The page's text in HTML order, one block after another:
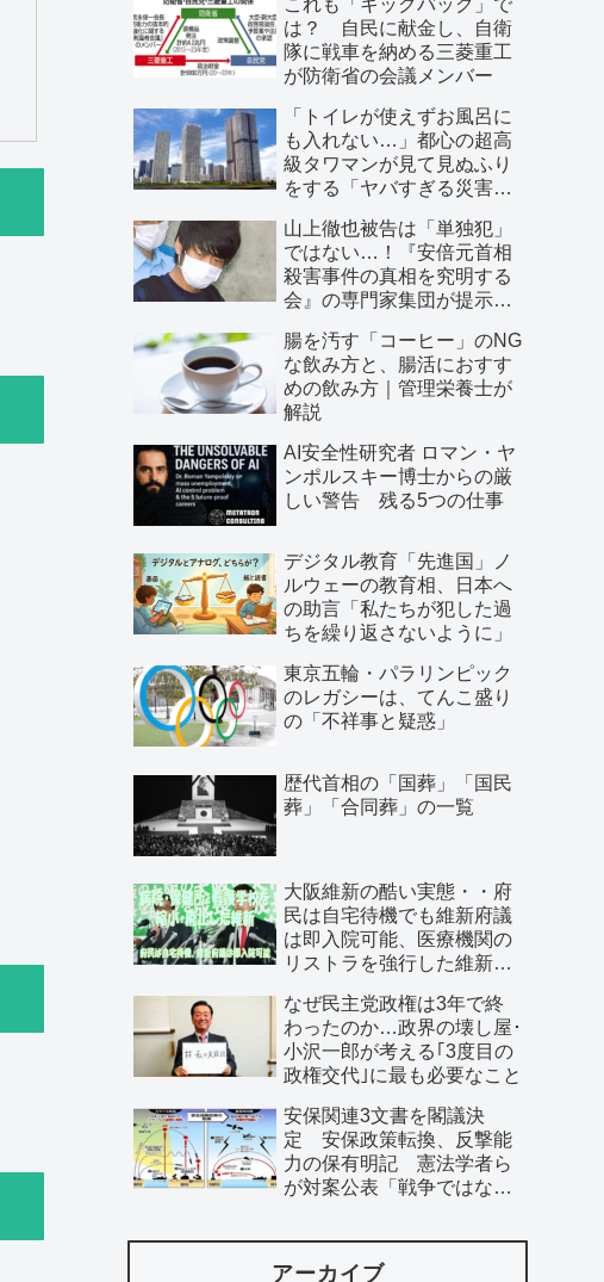
これも「キックバック」で
は？ 自民に献金し、自衛
隊に戦車を納める三菱重工
が防衛省の会議メンバー
「トイレが使えずお風呂に
も入れない…」都心の超高
級タワマンが見て見ぬふり
をする「ヤバすぎる災害リ
山上徹也被告は「単独犯」
ではない…！『安倍元首相
殺害事件の真相を究明する
会』の専門家集団が提示し
腸を汚す「コーヒー」のNG
な飲み方と、腸活におすす
めの飲み方｜管理栄養士が
解説
AI安全性研究者 ロマン・ヤ
ンポルスキー博士からの厳
しい警告 残る5つの仕事
デジタル教育「先進国」ノ
ルウェーの教育相、日本へ
の助言「私たちが犯した過
ちを繰り返さないように」
東京五輪・パラリンピック
のレガシーは、てんこ盛り
の「不祥事と疑惑」
歴代首相の「国葬」「国民
葬」「合同葬」の一覧
大阪維新の酷い実態・・府
民は自宅待機でも維新府議
は即入院可能、医療機関の
リストラを強行した維新、
開催…
なぜ民主党政権は3年で終
わったのか…政界の壊し屋･
小沢一郎が考える｢3度目の
政権交代｣に最も必要なこと
安保関連3文書を閣議決
定 安保政策転換、反撃能
力の保有明記 憲法学者ら
が対案公表「戦争ではなく
アーカイブ